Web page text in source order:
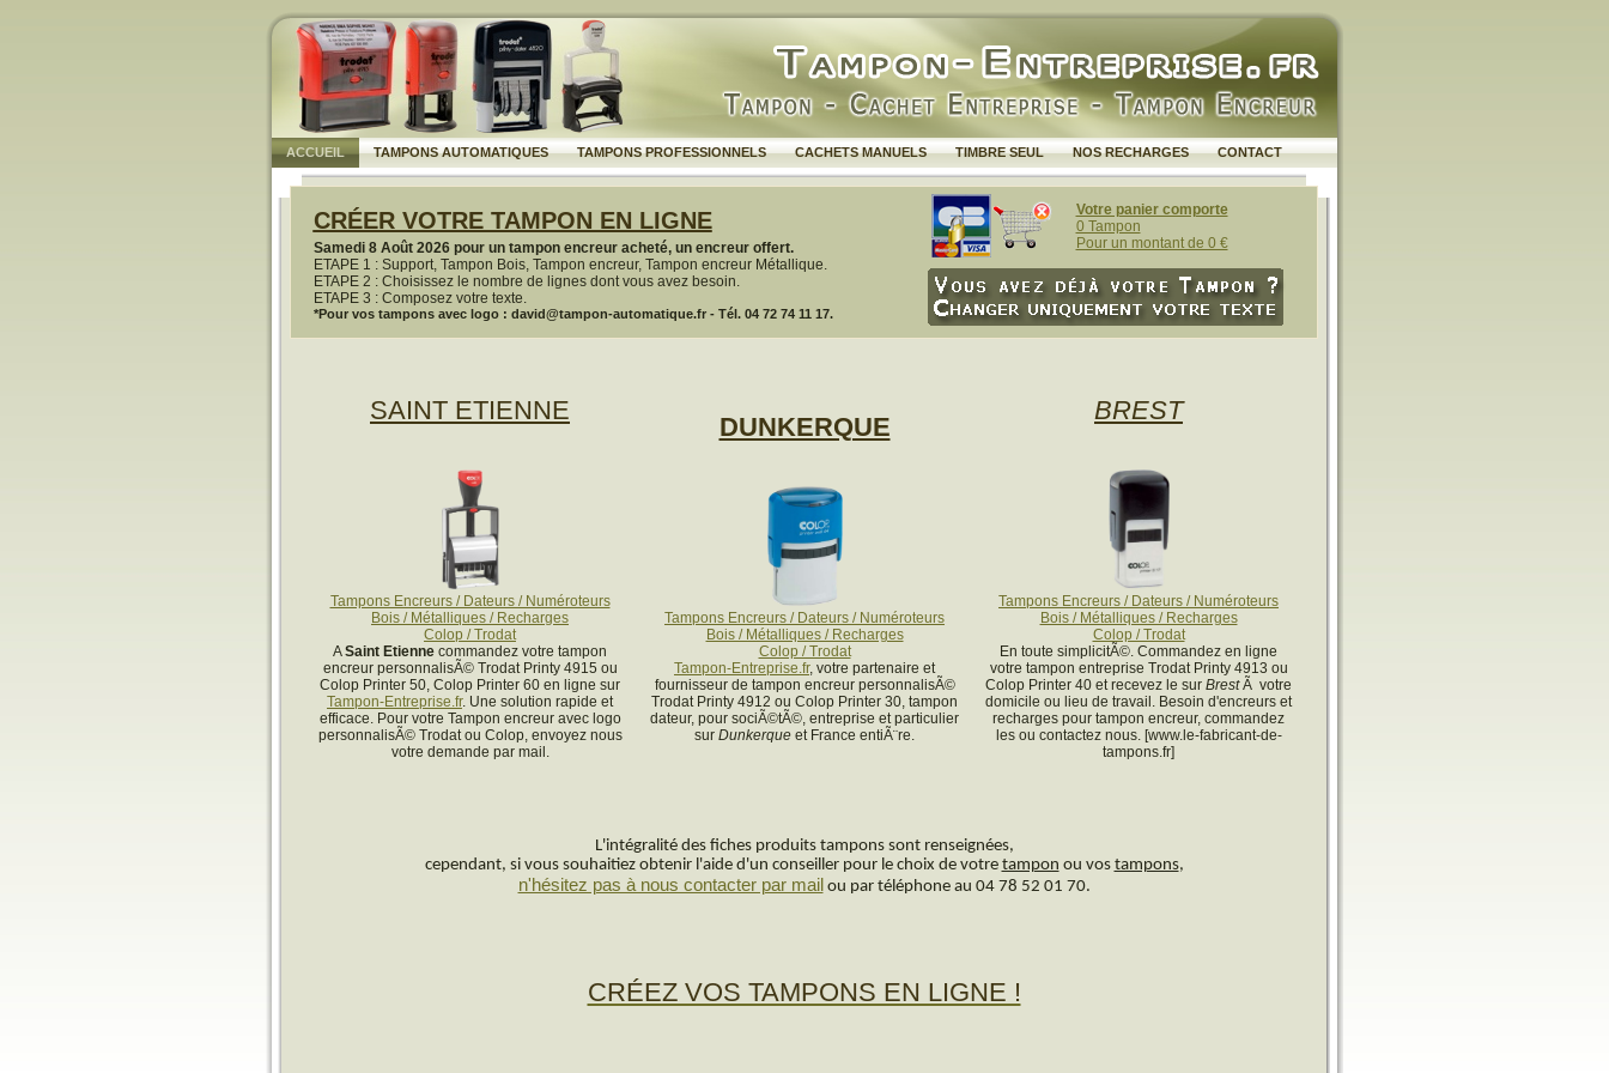
ACCUEIL TAMPONS AUTOMATIQUES TAMPONS PROFESSIONNELS CACHETS MANUELS TIMBRE SEUL NOS RECHARGES CONTACT
CRÉER VOTRE TAMPON EN LIGNE
Samedi 8 Août 2026 pour un tampon encreur acheté, un encreur offert.
ETAPE 1 : Support, Tampon Bois, Tampon encreur, Tampon encreur Métallique.
ETAPE 2 : Choisissez le nombre de lignes dont vous avez besoin.
ETAPE 3 : Composez votre texte.
*Pour vos tampons avec logo : david@tampon-automatique.fr - Tél. 04 72 74 11 17.
Votre panier comporte
0 Tampon
Pour un montant de 0 €
SAINT ETIENNE
Tampons Encreurs / Dateurs / Numéroteurs
Bois / Métalliques / Recharges
Colop / Trodat
ASaint Etienne commandez votre tampon
encreur personnalisÃ© Trodat Printy 4915 ou
Colop Printer 50, Colop Printer 60 en ligne sur
Tampon-Entreprise.fr. Une solution rapide et
efficace. Pour votre Tampon encreur avec logo
personnalisÃ© Trodat ou Colop, envoyez nous
votre demande par mail.
DUNKERQUE
Tampons Encreurs / Dateurs / Numéroteurs
Bois / Métalliques / Recharges
Colop / Trodat
Tampon-Entreprise.fr, votre partenaire et
fournisseur de tampon encreur personnalisÃ©
Trodat Printy 4912 ou Colop Printer 30, tampon
dateur, pour sociÃ©tÃ©, entreprise et particulier
sur Dunkerque et France entiÃ¨re.
BREST
Tampons Encreurs / Dateurs / Numéroteurs
Bois / Métalliques / Recharges
Colop / Trodat
En toute simplicitÃ©. Commandez en ligne
votre tampon entreprise Trodat Printy 4913 ou
Colop Printer 40 et recevez le sur BrestÃ votre
domicile ou lieu de travail. Besoin d'encreurs et
recharges pour tampon encreur, commandez
les ou contactez nous. [www.le-fabricant-de-
tampons.fr]
L'intégralité des fiches produits tampons sont renseignées,
cependant, si vous souhaitiez obtenir l'aide d'un conseiller pour le choix de votre tampon ou vos tampons,
n'hésitez pas à nous contacter par mailou par téléphone au 04 78 52 01 70.
CRÉEZ VOS TAMPONS EN LIGNE !